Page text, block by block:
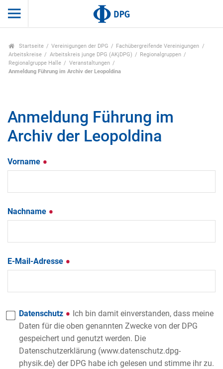
Startseite Vereinigungen der DPG
Fachübergreifende Vereinigungen
Arbeitskreise
Arbeitskreis junge DPG (AKjDPG)
Regionalgruppen
Regionalgruppe Halle
Veranstaltungen
Anmeldung Führung im Archiv der Leopoldina
Anmeldung Führung im
Archiv der Leopoldina
Vorname
Nachname
E-Mail-Adresse
Datenschutz
Ich bin damit einverstanden, dass meine
Daten für die oben genannten Zwecke von der DPG
gespeichert und genutzt werden. Die
Datenschutzerklärung (www.datenschutz.dpg-
physik.de) der DPG habe ich gelesen und stimme ihr zu.